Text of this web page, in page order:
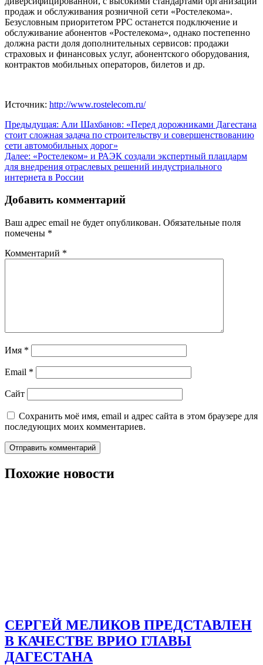
продаж и обслуживания розничной сети «Ростелекома».
Безусловным приоритетом РРС останется подключение и
обслуживание абонентов «Ростелекома», однако постепенно
должна расти доля дополнительных сервисов: продажи
страховых и финансовых услуг, абонентского оборудования,
контрактов мобильных операторов, билетов и др.
Источник: http://www.rostelecom.ru/
Навигация
по
записям
Предыдущая: Али Шахбанов: «Перед дорожниками Дагестана
стоит сложная задача по строительству и совершенствованию
сети автомобильных дорог»
Далее: «Ростелеком» и РАЭК создали экспертный плацдарм
для внедрения отраслевых решений индустриального
интернета в России
Добавить комментарий
Ваш адрес email не будет опубликован. Обязательные поля
помечены *
Комментарий *
Имя *
Email *
Сайт
Сохранить моё имя, email и адрес сайта в этом браузере для
последующих моих комментариев.
Похожие новости
СЕРГЕЙ МЕЛИКОВ ПРЕДСТАВЛЕН
В КАЧЕСТВЕ ВРИО ГЛАВЫ
ДАГЕСТАНА